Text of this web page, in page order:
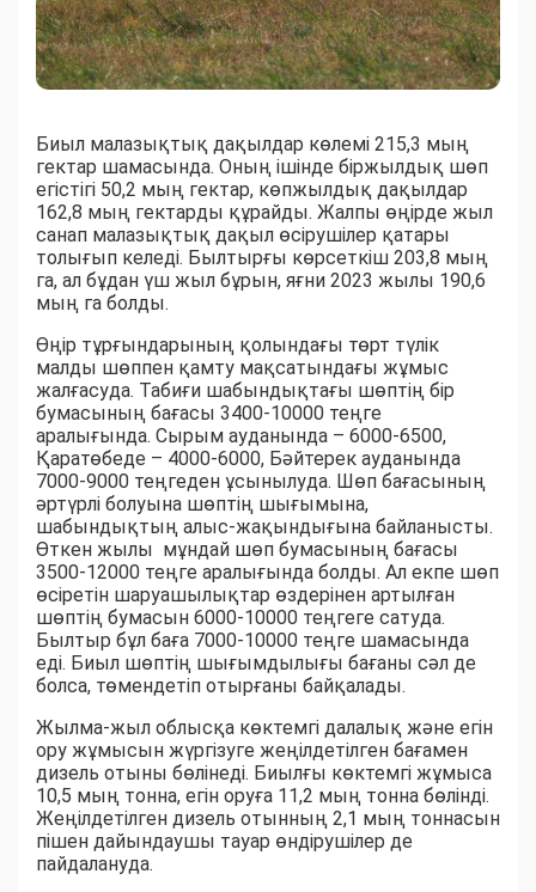
Биыл малазықтық дақылдар көлемі 215,3 мың
гектар шамасында. Оның ішінде біржылдық шөп
егістігі 50,2 мың гектар, көпжылдық дақылдар
162,8 мың гектарды құрайды. Жалпы өңірде жыл
санап малазықтық дақыл өсірушілер қатары
толығып келеді. Былтырғы көрсеткіш 203,8 мың
га, ал бұдан үш жыл бұрын, яғни 2023 жылы 190,6
мың га болды.
Өңір тұрғындарының қолындағы төрт түлік
малды шөппен қамту мақсатындағы жұмыс
жалғасуда. Табиғи шабындықтағы шөптің бір
бумасының бағасы 3400-10000 теңге
аралығында. Сырым ауданында – 6000-6500,
Қаратөбеде – 4000-6000, Бәйтерек ауданында
7000-9000 теңгеден ұсынылуда. Шөп бағасының
әртүрлі болуына шөптің шығымына,
шабындықтың алыс-жақындығына байланысты.
Өткен жылы мұндай шөп бумасының бағасы
3500-12000 теңге аралығында болды. Ал екпе шөп
өсіретін шаруашылықтар өздерінен артылған
шөптің бумасын 6000-10000 теңгеге сатуда.
Былтыр бұл баға 7000-10000 теңге шамасында
еді. Биыл шөптің шығымдылығы бағаны сәл де
болса, төмендетіп отырғаны байқалады.
Жылма-жыл облысқа көктемгі далалық және егін
ору жұмысын жүргізуге жеңілдетілген бағамен
дизель отыны бөлінеді. Биылғы көктемгі жұмыса
10,5 мың тонна, егін оруға 11,2 мың тонна бөлінді.
Жеңілдетілген дизель отынның 2,1 мың тоннасын
пішен дайындаушы тауар өндірушілер де
пайдалануда.